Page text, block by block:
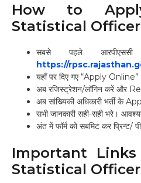
How to
Statistical Officer
सबसे पहले
https://
यहाँ पर दिए गए “Apply
अब रजिस्ट्रेशन/लॉगिन करें और
अब सांख्यिकी अधिकारी भर्ती के
सभी जानकारी सही-सही भरे।
अंत में फॉर्म को सबमिट कर प्रिन्ट/
Important
Statistical